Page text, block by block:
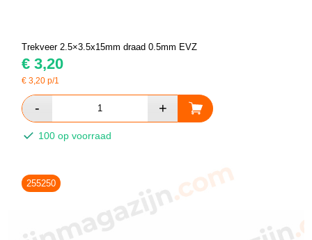
Trekveer 2.5×3.5x15mm draad 0.5mm EVZ
€ 3,20
€3,20 p/1
100 op voorraad
255250